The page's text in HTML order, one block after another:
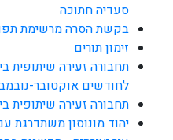
סעדיה חתוכה
בקשת הסרה מרשימת
זימון תורים
תחבורה זעירה שיתופית
לחודשים אוקטובר-נובמבר
תחבורה זעירה שיתופית
יהוד מונוסון משתדרגת